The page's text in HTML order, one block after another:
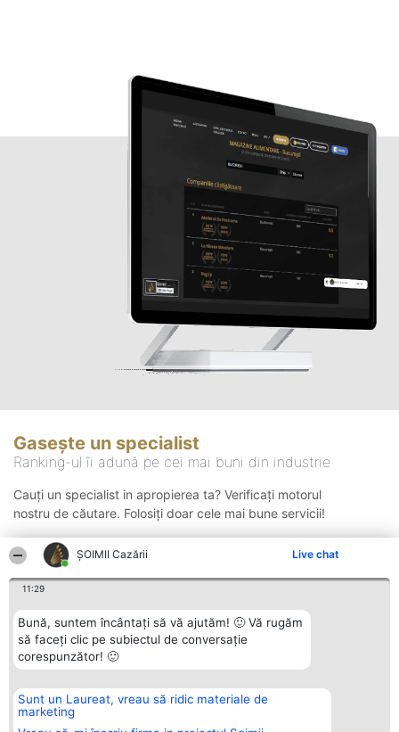
ȘOIMII Cazării Live chat
11:29
Bună, suntem încântați să vă ajutăm! 🙂 Vă rugăm
să faceți clic pe subiectul de conversație
corespunzător! 🙂
Sunt un Laureat, vreau să ridic materiale de
marketing
Gasește un specialist
Ranking-ul îi adună pe cei mai buni din industrie
Cauți un specialist in apropierea ta? Verificați motorul
nostru de căutare. Folosiți doar cele mai bune servicii!
Organizator Ranking
BRIGHT SOLUTIONS BR SRL
Aleea Timisul De Sus 2 Bl. A30
Plebiscyt
Lista Tuturor
Contact